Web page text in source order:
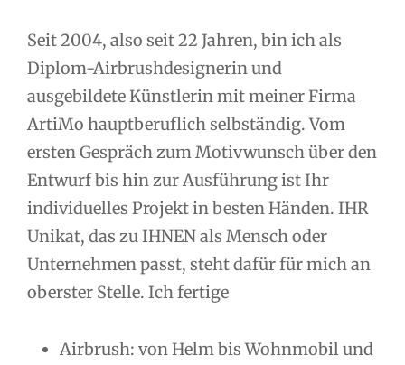
Seit 2004, also seit 22 Jahren, bin ich als
Diplom-Airbrushdesignerin und
ausgebildete Künstlerin mit meiner Firma
ArtiMo hauptberuflich selbständig. Vom
ersten Gespräch zum Motivwunsch über den
Entwurf bis hin zur Ausführung ist Ihr
individuelles Projekt in besten Händen. IHR
Unikat, das zu IHNEN als Mensch oder
Unternehmen passt, steht dafür für mich an
oberster Stelle. Ich fertige
Airbrush: von Helm bis Wohnmobil und